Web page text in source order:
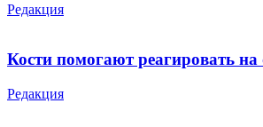
Редакция
Кости помогают реагировать на
Редакция